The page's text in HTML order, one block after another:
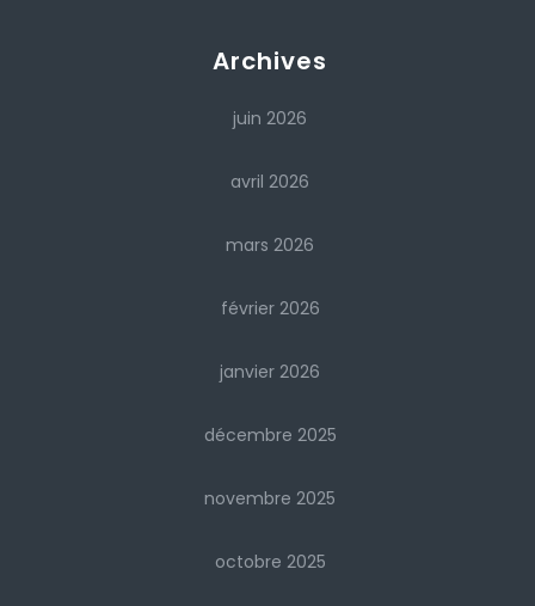
Archives
juin 2026
avril 2026
mars 2026
février 2026
janvier 2026
décembre 2025
novembre 2025
octobre 2025